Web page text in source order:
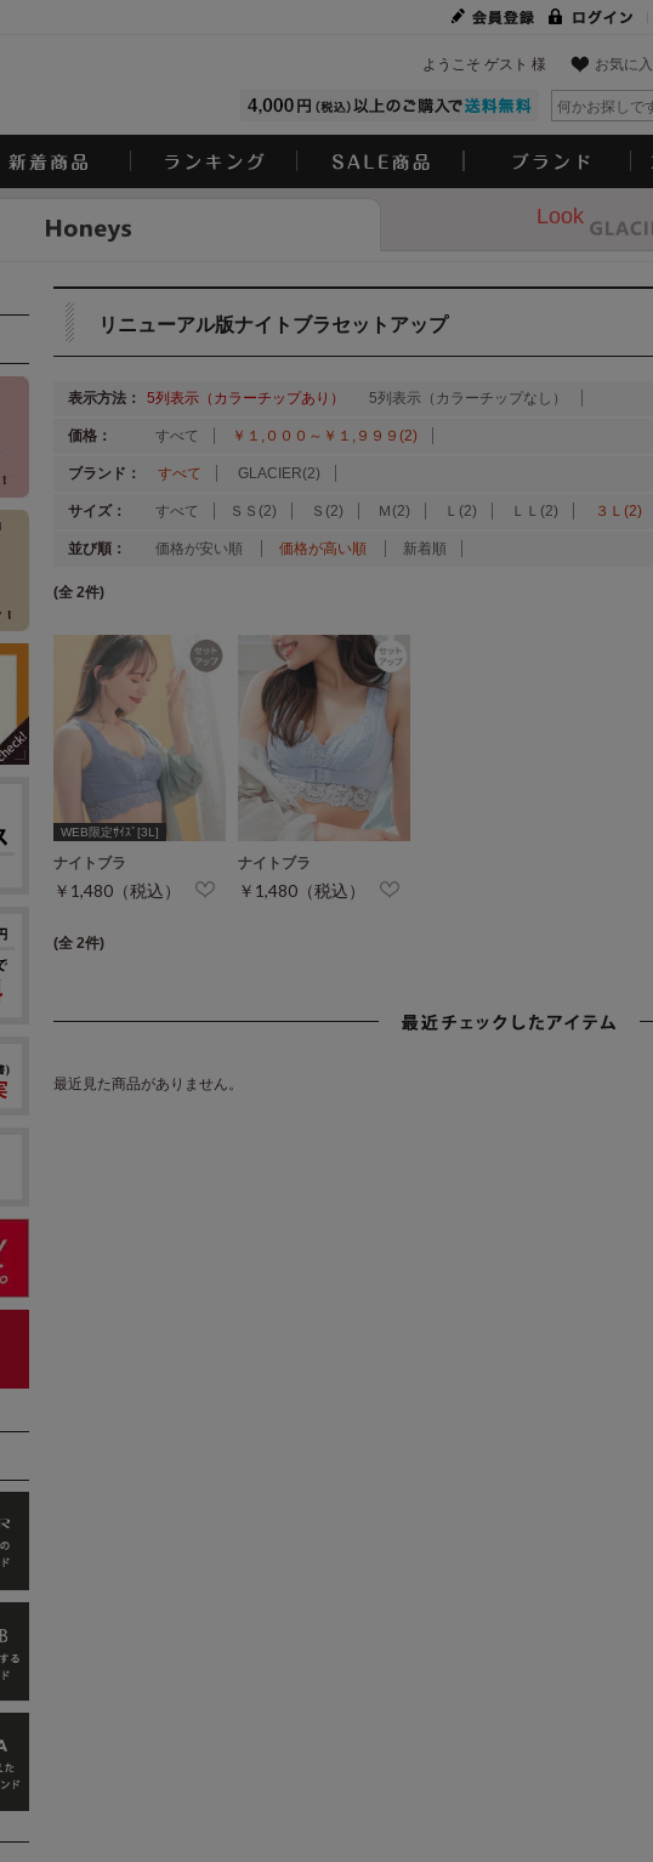
お気に入
ようこそ ゲスト 様
Look
リニューアル版ナイトブラセットアップ
表示方法： 5列表示（カラーチップあり） 5列表示（カラーチップなし）
価格： すべて ￥１,０００～￥１,９９９(2)
ブランド： すべて GLACIER(2)
サイズ： すべて ＳＳ(2) Ｓ(2) Ｍ(2) Ｌ(2) ＬＬ(2) ３Ｌ(2)
並び順： 価格が安い順 価格が高い順 新着順
(全 2件)
WEB限定ｻｲｽﾞ[3L]
ナイトブラ
￥1,480（税込）
ナイトブラ
￥1,480（税込）
(全 2件)
最近見た商品がありません。